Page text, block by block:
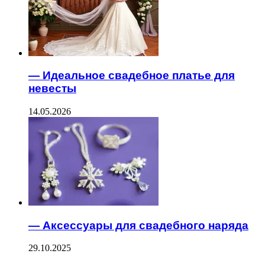
— Идеальное свадебное платье для
невесты
14.05.2026
— Аксессуары для свадебного наряда
29.10.2025